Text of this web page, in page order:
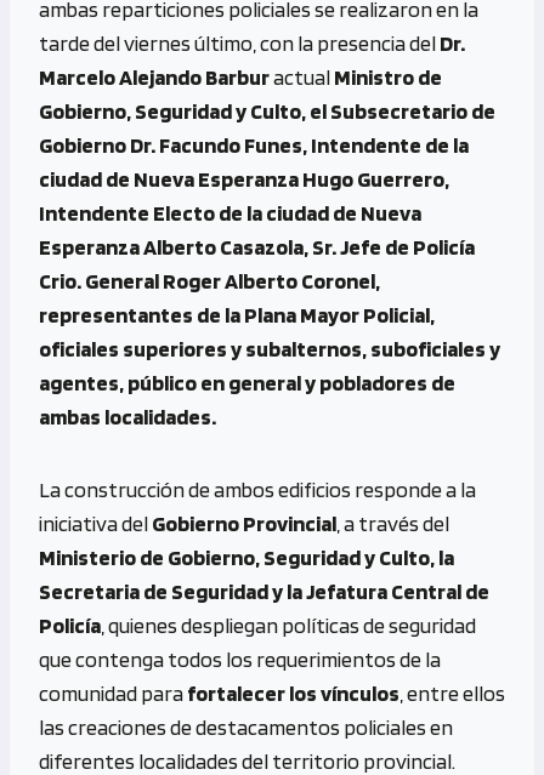
ambas reparticiones policiales se realizaron en la
tarde del viernes último, con la presencia delDr.
Marcelo Alejando BarburactualMinistro de
Gobierno, Seguridad y Culto, el Subsecretario de
Gobierno Dr. Facundo Funes, Intendente de la
ciudad de Nueva Esperanza Hugo Guerrero,
Intendente Electo de la ciudad de Nueva
Esperanza Alberto Casazola, Sr. Jefe de Policía
Crio. General Roger Alberto Coronel,
representantes de la Plana Mayor Policial,
oficiales superiores y subalternos, suboficiales y
agentes, público en general y pobladores de
ambas localidades.
La construcción de ambos edificios responde a la
iniciativa delGobierno Provincial , a través del
Ministerio de Gobierno, Seguridad y Culto, la
Secretaria de Seguridad y la Jefatura Central de
Policía , quienes despliegan políticas de seguridad
que contenga todos los requerimientos de la
comunidad parafortalecer los vínculos , entre ellos
las creaciones de destacamentos policiales en
diferentes localidades del territorio provincial.